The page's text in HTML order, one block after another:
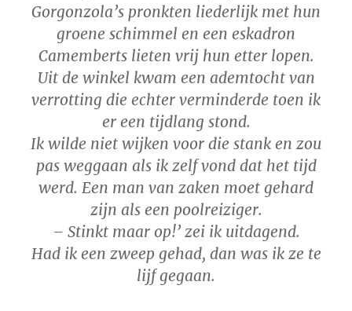
Gorgonzola’s pronkten liederlijk met hun
groene schimmel en een eskadron
Camemberts lieten vrij hun etter lopen.
Uit de winkel kwam een ademtocht van
verrotting die echter verminderde toen ik
er een tijdlang stond.
Ik wilde niet wijken voor die stank en zou
pas weggaan als ik zelf vond dat het tijd
werd. Een man van zaken moet gehard
zijn als een poolreiziger.
– Stinkt maar op!’ zei ik uitdagend.
Had ik een zweep gehad, dan was ik ze te
lijf gegaan.